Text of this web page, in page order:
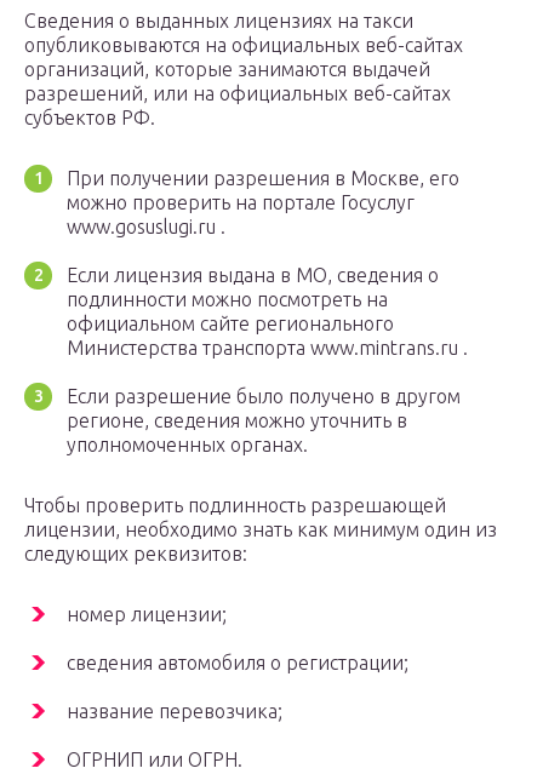
Сведения о выданных лицензиях на такси
опубликовываются на официальных веб-сайтах
организаций, которые занимаются выдачей
разрешений, или на официальных веб-сайтах
субъектов РФ.
При получении разрешения в Москве, его
можно проверить на портале Госуслуг
www.gosuslugi.ru .
Если лицензия выдана в МО, сведения о
подлинности можно посмотреть на
официальном сайте регионального
Министерства транспорта www.mintrans.ru .
Если разрешение было получено в другом
регионе, сведения можно уточнить в
уполномоченных органах.
Чтобы проверить подлинность разрешающей
лицензии, необходимо знать как минимум один из
следующих реквизитов:
номер лицензии;
сведения автомобиля о регистрации;
название перевозчика;
ОГРНИП или ОГРН.